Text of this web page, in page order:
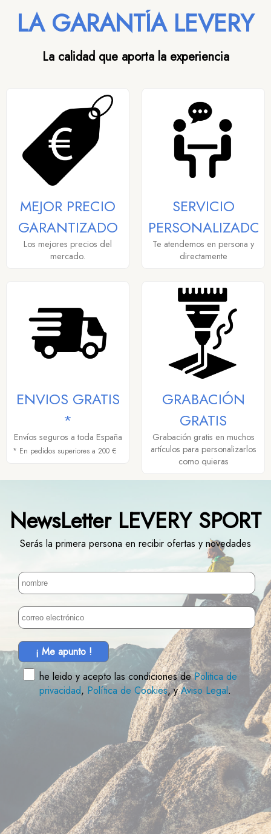
LA GARANTÍA LEVERY
La calidad que aporta la experiencia
MEJOR PRECIO
GARANTIZADO
Los mejores precios del
mercado.
SERVICIO
PERSONALIZADO
Te atendemos en persona y
directamente
ENVIOS GRATIS
*
Envíos seguros a toda España
* En pedidos superiores a 200 €
GRABACIÓN
GRATIS
Grabación gratis en muchos
artículos para personalizarlos
como quieras
NewsLetter LEVERY SPORT
Serás la primera persona en recibir ofertas y novedades
¡ Me apunto !
he leido y acepto las condiciones dePolitica de
privacidad, Política de Cookies, yAviso Legal.